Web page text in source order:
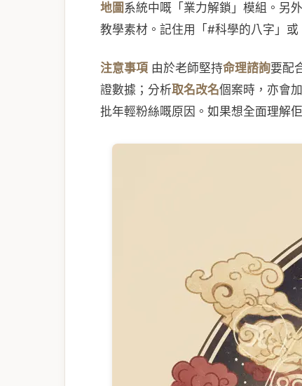
地圖系統中嘅「業力解鎖」模組。另
教學素材。記住用「#科學的八字」
注意事項 由於老師堅持命理諮詢要配
證數據；分析取名改名個案時，亦會
批年輕粉絲嘅原因。如果想全面理解